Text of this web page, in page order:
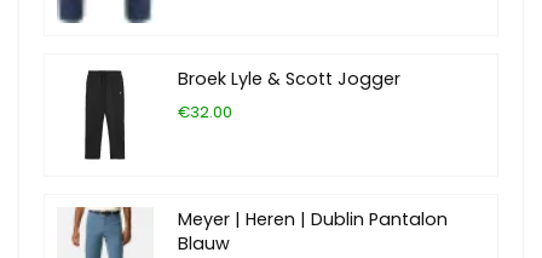
Broek Lyle & Scott Jogger
€32.00
Meyer | Heren | Dublin Pantalon
Blauw